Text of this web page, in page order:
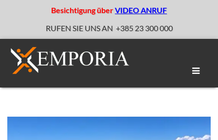
Besichtigung überVIDEO ANRUF
RUFEN SIE UNS AN +385 23 300 000